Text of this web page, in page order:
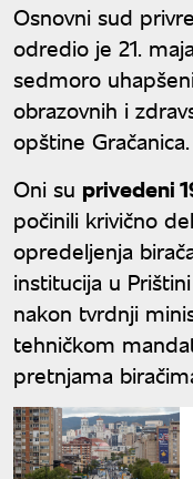
Osnovni sud
odredio je 21.
sedmoro
obrazovnih i
opštine Gračanica.
Oni su privedeni
počinili krivično
opredeljenja
institucija u
nakon tvrdnji
tehničkom
pretnjama